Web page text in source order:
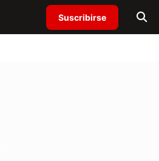
Suscribirse